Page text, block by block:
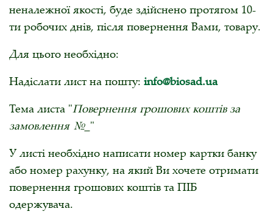
неналежної якості, буде здійснено протягом 10-
ти робочих днів, після повернення Вами, товару.
Для цього необхідно:
Надіслати лист на пошту: info@biosad.ua
Тема листа "Повернення грошових коштів за
замовлення №_ "
У листі необхідно написати номер картки банку
або номер рахунку, на який Ви хочете отримати
повернення грошових коштів та ПІБ
одержувача.